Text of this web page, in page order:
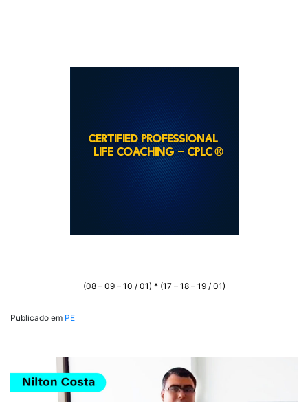
(08 – 09 – 10 / 01) * (17 – 18 – 19 / 01)
Publicado em PE